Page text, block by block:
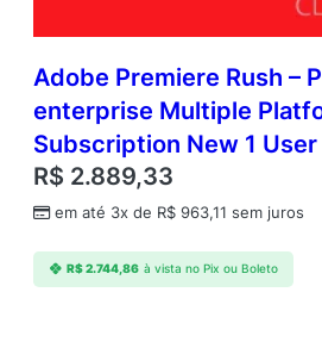
Adobe Premiere Rush –
enterprise Multiple
Subscription New 1
R$ 2.889,33
em até 3x de R$ 963,11 sem juros
R$2.744,86 à vista no Pix ou Boleto